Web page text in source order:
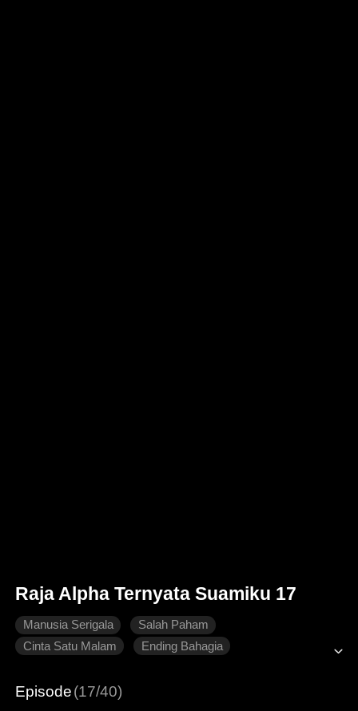
Raja Alpha Ternyata Suamiku 17
Manusia Serigala
Salah Paham
Cinta Satu Malam
Ending Bahagia
Episode(17/40)